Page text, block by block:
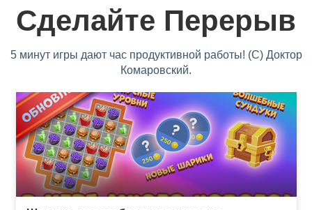
Сделайте Перерыв
5 минут игры дают час продуктивной работы! (С) Доктор
Комаровский.